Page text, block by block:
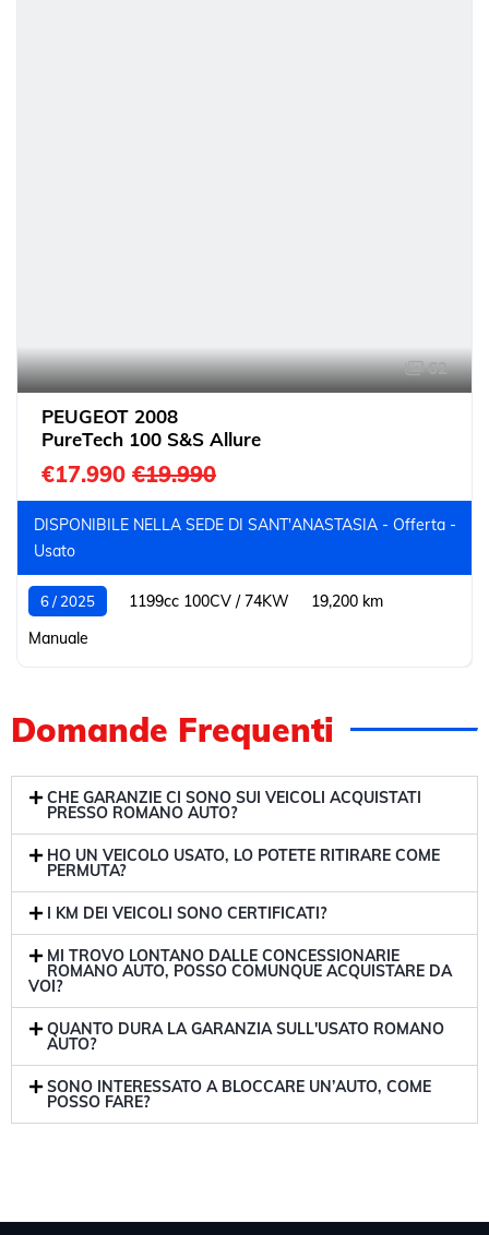
62
PEUGEOT 2008
PureTech 100 S&S Allure
€17.990 €19.990
DISPONIBILE NELLA SEDE DI SANT'ANASTASIA - Offerta -
Usato
6 / 2025 1199cc 100CV / 74KW
19,200 km
Manuale
Domande Frequenti
CHE GARANZIE CI SONO SUI VEICOLI ACQUISTATI
PRESSO ROMANO AUTO?
HO UN VEICOLO USATO, LO POTETE RITIRARE COME
PERMUTA?
I KM DEI VEICOLI SONO CERTIFICATI?
MI TROVO LONTANO DALLE CONCESSIONARIE
ROMANO AUTO, POSSO COMUNQUE ACQUISTARE DA
VOI?
QUANTO DURA LA GARANZIA SULL'USATO ROMANO
AUTO?
SONO INTERESSATO A BLOCCARE UN’AUTO, COME
POSSO FARE?